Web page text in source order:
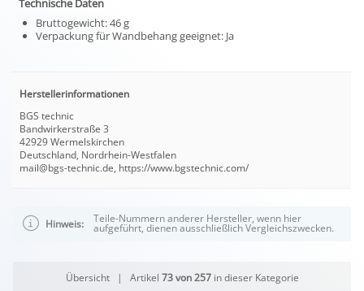
Technische Daten
Bruttogewicht: 46 g
Verpackung für Wandbehang geeignet: Ja
Herstellerinformationen
BGS technic
Bandwirkerstraße 3
42929 Wermelskirchen
Deutschland, Nordrhein-Westfalen
mail@bgs-technic.de, https://www.bgstechnic.com/
Hinweis: Teile-Nummern anderer Hersteller, wenn hier
aufgeführt, dienen ausschließlich Vergleichszwecken.
Übersicht| Artikel 73 von 257in dieser Kategorie